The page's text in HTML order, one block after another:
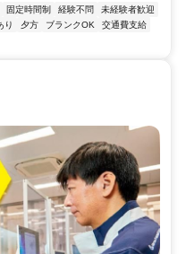
固定時間制 経験不問
未経験者歓迎
り 夕方 ブランクOK
交通費支給